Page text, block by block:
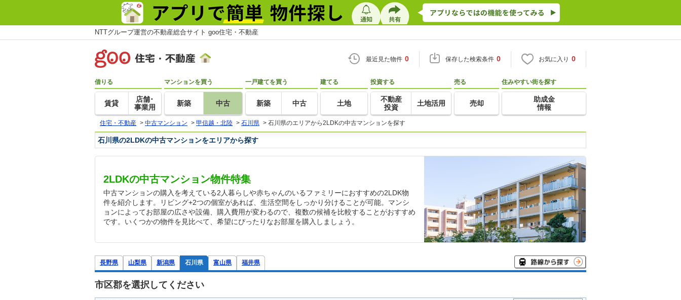
NTTグループ運営の不動産総合サイト goo住宅・不動産
最近見た物件 0 保存した検索条件 0 お気に入り 0
借りる
賃貸
店舗･
事業用
マンションを買う
新築 中古
一戸建てを買う
新築 中古
建てる
土地
投資する
不動産
投資
土地活用
売る
売却
住みやすい街を探す
助成金
情報
住宅・不動産 > 中古マンション > 甲信越・北陸 > 石川県 > 石川県のエリアから2LDKの中古マンションを探す
石川県の2LDKの中古マンションをエリアから探す
2LDKの中古マンション物件特集
中古マンションの購入を考えている2人暮らしや赤ちゃんのいるファミリーにおすすめの2LDK物
件を紹介します。リビング+2つの個室があれば、生活空間をしっかり分けることが可能。マンシ
ョンによってお部屋の広さや設備、購入費用が変わるので、複数の候補を比較することがおすすめ
です。いくつかの物件を見比べて、希望にぴったりなお部屋を購入しましょう。
長野県 山梨県 新潟県 石川県 富山県 福井県
市区郡を選択してください